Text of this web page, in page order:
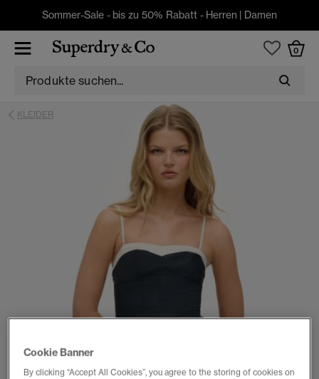
Sommer-Sale - bis zu 50% Rabatt - Herren | Damen
0
KLEIDER
Cookie Banner
By clicking “Accept All Cookies”, you agree to the storing of cookies on